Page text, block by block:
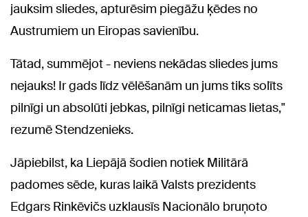
jauksim sliedes, apturēsim piegāžu ķēdes no
Austrumiem un Eiropas savienību.
Tātad, summējot - neviens nekādas sliedes jums
nejauks! Ir gads līdz vēlēšanām un jums tiks solīts
pilnīgi un absolūti jebkas, pilnīgi neticamas lietas,"
rezumē Stendzenieks.
Jāpiebilst, ka Liepājā šodien notiek Militārā
padomes sēde, kuras laikā Valsts prezidents
Edgars Rinkēvičs uzklausīs Nacionālo bruņoto